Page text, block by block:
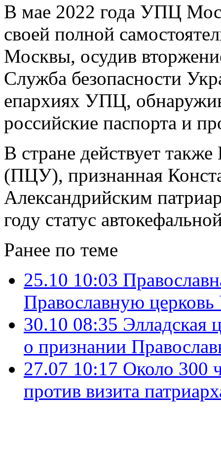
В мае 2022 года УПЦ
своей полной
Москвы, осудив
Служба безопасности
епархиях УПЦ,
российские паспорта и
В стране действует
(ПЦУ), признанная
Александрийским
году статус
Ранее по теме
25.10 10:03
Православную
30.10 08:35 Элладская
о признании
27.07 10:17 Около 300
против визита